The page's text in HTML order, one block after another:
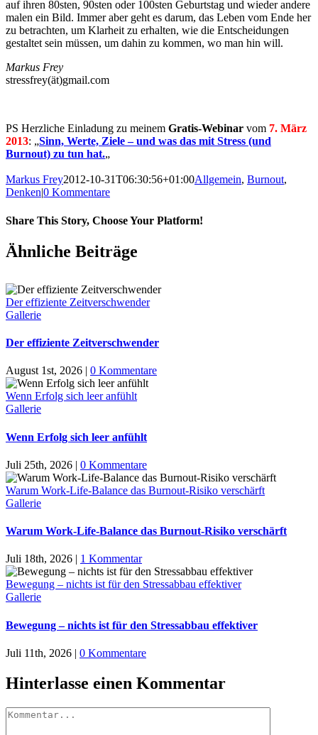
auf ihren 80sten, 90sten oder 100sten Geburtstag und wieder andere
malen ein Bild. Immer aber geht es darum, das Leben vom Ende her
zu betrachten, um Klarheit zu erhalten, wie die Entscheidungen
gestaltet sein müssen, um dahin zu kommen, wo man hin will.
Markus Frey
stressfrey(ät)gmail.com
PS Herzliche Einladung zu meinem Gratis-Webinar vom 7. März
2013: „Sinn, Werte, Ziele – und was das mit Stress (und
Burnout) zu tun hat.„
Markus Frey2012-10-31T06:30:56+01:00Allgemein, Burnout,
Denken|0 Kommentare
Share This Story, Choose Your Platform!
Ähnliche Beiträge
Der effiziente Zeitverschwender
Gallerie
Der effiziente Zeitverschwender
August 1st, 2026 | 0 Kommentare
Wenn Erfolg sich leer anfühlt
Gallerie
Wenn Erfolg sich leer anfühlt
Juli 25th, 2026 | 0 Kommentare
Warum Work-Life-Balance das Burnout-Risiko verschärft
Gallerie
Warum Work-Life-Balance das Burnout-Risiko verschärft
Juli 18th, 2026 | 1 Kommentar
Bewegung – nichts ist für den Stressabbau effektiver
Gallerie
Bewegung – nichts ist für den Stressabbau effektiver
Juli 11th, 2026 | 0 Kommentare
Hinterlasse einen Kommentar
Kommentar